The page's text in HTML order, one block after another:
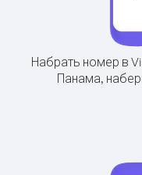
Набрать номер в
Панама,